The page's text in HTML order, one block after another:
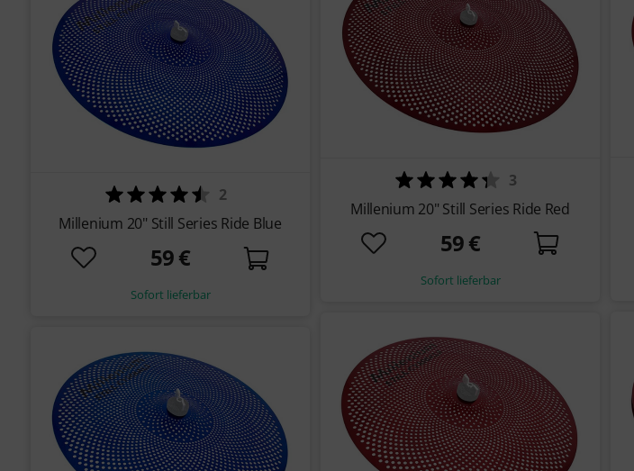
2
Millenium 20" Still Series Ride Blue
59 €
Sofort lieferbar
3
Millenium 20" Still Series Ride Red
59 €
Sofort lieferbar